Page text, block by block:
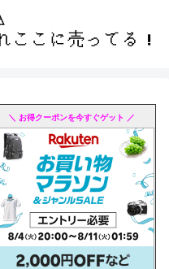
＼ お得クーポンを今すぐゲット ／